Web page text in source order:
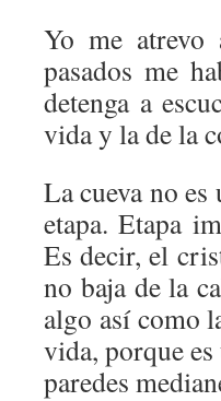
Yo me atrevo
pasados me
detenga a
vida y la de la
La cueva no
etapa. Etapa
Es decir, el
no baja de la
algo así como
vida, porque
paredes